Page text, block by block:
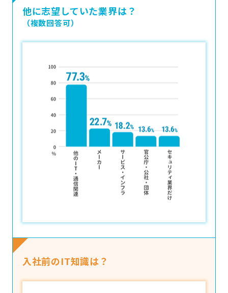
他に志望していた業界は？
（複数回答可）
入社前のIT知識は？